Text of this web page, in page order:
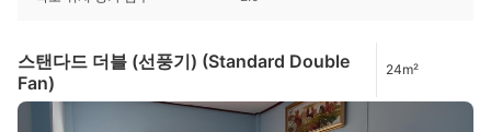
스탠다드 더블 (선풍기) (Standard Double
Fan)
24m²